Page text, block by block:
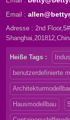
Email :
Adresse : 2nd
Heiße Tags :
benutzerdefinierte
Hausmodellbau